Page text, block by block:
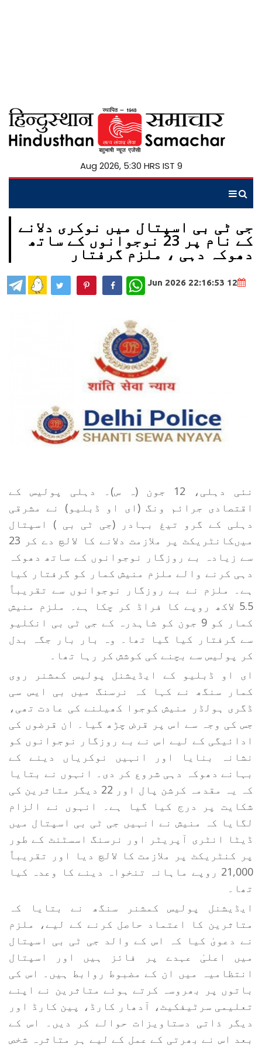
9 Aug 2026, 5:30 HRS IST
جی ٹی بی اسپتال میں نوکری دلانے
کے نام پر 23 نوجوانوں کے ساتھ
دھوکہ دہی ، ملزم گرفتار
12 Jun 2026 22:16:53
WhatsApp
نئی دہلی، 12 جون (ہ س)۔ دہلی پولیس کے
اقتصادی جرائم ونگ (ای او ڈبلیو) نے مشرقی
دہلی کے گرو تیغ بہادر (جی ٹی بی ) اسپتال
میںکانٹریکٹ پر ملازمت دلانے کا لالچ دے کر 23
سے زیادہ بے روزگار نوجوانوں کے ساتھ دھوکہ
دہی کرنے والے ملزم منیش کمار کو گرفتار کیا
ہے۔ ملزم نے بے روزگار نوجوانوں سے تقریباً
5.5 لاکھ روپے کا فراڈ کر چکا ہے۔ ملزم منیش
کمار کو 9 جون کو شاہدرہ کے جی ٹی بی انکلیو
سے گرفتار کیا گیا تھا۔ وہ بار بار جگہ بدل
کر پولیس سے بچنے کی کوشش کر رہا تھا۔
ای او ڈبلیو کے ایڈیشنل پولیس کمشنر روی
کمار سنگھ نے کہا کہ نرسنگ میں بی ایس سی
ڈگری ہولڈر منیش کوجوا کھیلنے کی عادت تھی،
جس کی وجہ سے اس پر قرض چڑھ گیا۔ ان قرضوں کی
ادائیگی کے لیے اس نے بے روزگار نوجوانوں کو
نشانہ بنایا اور انہیں نوکریاں دینے کے
بہانے دھوکہ دہی شروع کر دی۔ انہوں نے بتایا
کہ یہ مقدمہ کرشن پال اور 22 دیگر متاثرین کی
شکایت پر درج کیا گیا ہے۔ انہوں نے الزام
لگایا کہ منیش نے انہیں جی ٹی بی اسپتال میں
ڈیٹا انٹری آپریٹر اور نرسنگ اسسٹنٹ کے طور
پر کنٹریکٹ پر ملازمت کا لالچ دیا اور تقریباً
21,000 روپے ماہانہ تنخواہ دینے کا وعدہ کیا
تھا۔
ایڈیشنل پولیس کمشنر سنگھ نے بتایا کہ
متاثرین کا اعتماد حاصل کرنے کے لیے، ملزم
نے دعویٰ کیا کہ اس کے والد جی ٹی بی اسپتال
میں اعلیٰ عہدے پر فائز ہیں اور اسپتال
انتظامیہ میں ان کے مضبوط روابط ہیں۔ اس کی
باتوں پر بھروسہ کرتے ہوئے متاثرین نے اپنے
تعلیمی سرٹیفکیٹ، آدھار کارڈ، پین کارڈ اور
دیگر ذاتی دستاویزات حوالے کر دیں۔ اس کے
بعد اس نے بھرتی کے عمل کے لیے ہر متاثرہ شخص